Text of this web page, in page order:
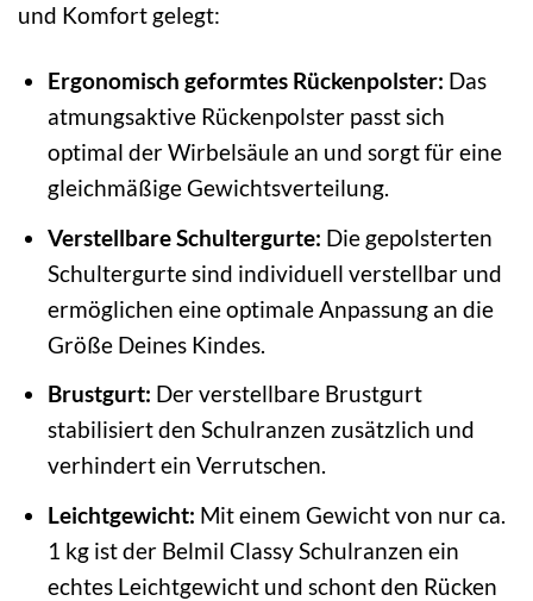
und Komfort gelegt:
Ergonomisch geformtes Rückenpolster: Das
atmungsaktive Rückenpolster passt sich
optimal der Wirbelsäule an und sorgt für eine
gleichmäßige Gewichtsverteilung.
Verstellbare Schultergurte: Die gepolsterten
Schultergurte sind individuell verstellbar und
ermöglichen eine optimale Anpassung an die
Größe Deines Kindes.
Brustgurt: Der verstellbare Brustgurt
stabilisiert den Schulranzen zusätzlich und
verhindert ein Verrutschen.
Leichtgewicht: Mit einem Gewicht von nur ca.
1 kg ist der Belmil Classy Schulranzen ein
echtes Leichtgewicht und schont den Rücken